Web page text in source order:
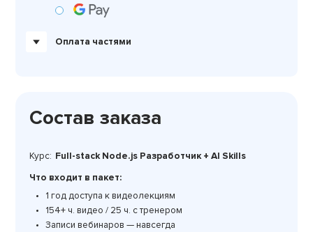
Оплата частями
Состав заказа
Курс: Full-stack Node.js Разработчик + AI Skills
Что входит в пакет:
1 год доступа к видеолекциям
154+ ч. видео / 25 ч. с тренером
Записи вебинаров — навсегда